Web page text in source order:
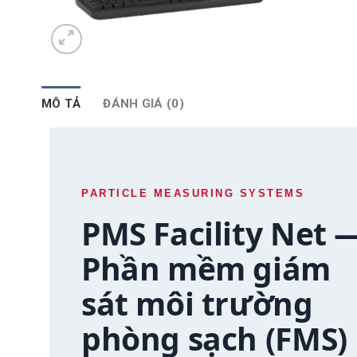
MÔ TẢ ĐÁNH GIÁ (0)
PARTICLE MEASURING SYSTEMS
PMS Facility Net
Phần mềm giám
sát môi trường
phòng sạch (FMS)